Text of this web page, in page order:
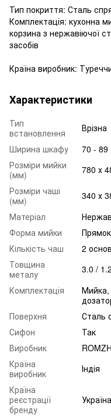
Тип покриття: Сталь
Комплектація: кухонна
корзина з нержавіючої
засобів
Країна виробник:
Характеристики
Тип
встановлення
Врізна
Ширина шкафу
70 - 89
Розміри мийки
(мм)
780 х
Розміри чаші
(мм)
340 х
Матеріал
Форма мийки
Кількість чаш
2
Товщина
металу
3.0 /
Комплектація
Мийка,
Поверхня
Сталь
Сифон
Так
Виробник
Країна
виробник
Індія
Країна
реєстрації
бренду
Україна